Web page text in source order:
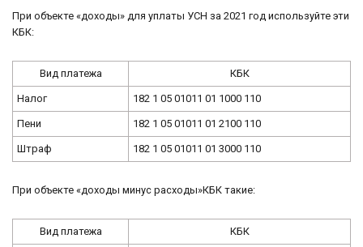
При объекте «до­хо­ды» для упла­ты УСН за 2021 год ис­поль­зуй­те эти
КБК:
Вид пла­те­жа КБК
Налог 182 1 05 01011 01 1000 110
Пени 182 1 05 01011 01 2100 110
Штраф 182 1 05 01011 01 3000 110
При объекте «до­хо­ды минус рас­хо­ды»КБК такие:
Вид пла­те­жа КБК